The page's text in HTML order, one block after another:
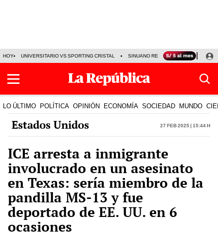
HOY UNIVERSITARIO VS SPORTING CRISTAL SINUANO RESULTADOS HOY
LO ÚLTIMO POLÍTICA OPINIÓN ECONOMÍA SOCIEDAD MUNDO
Estados Unidos 27 Feb 2025 | 15:44 h
ICE arresta a inmigrante
involucrado en un asesinato
en Texas: sería miembro de la
pandilla MS-13 y fue
deportado de EE. UU. en 6
ocasiones